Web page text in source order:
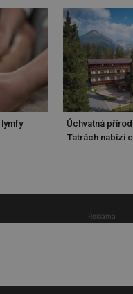
Úchvatná
Tatrách nabízí
Reklama